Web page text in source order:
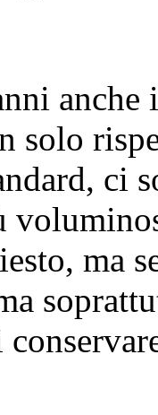
solo
ci
ma